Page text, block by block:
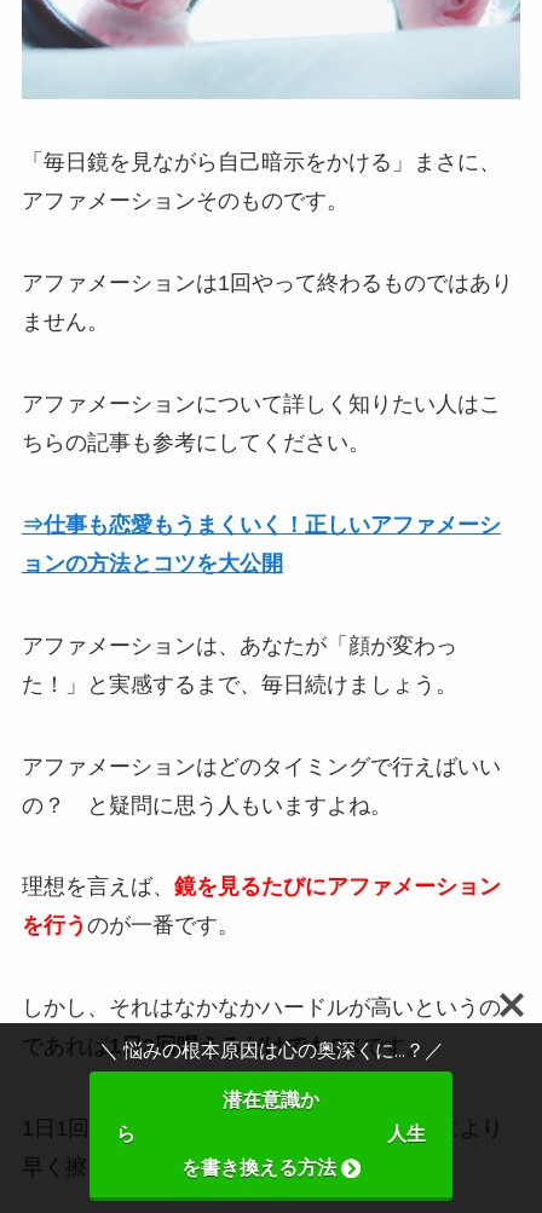
「毎日鏡を見ながら自己暗示をかける」まさに、
アファメーションそのものです。
アファメーションは1回やって終わるものではあり
ません。
アファメーションについて詳しく知りたい人はこ
ちらの記事も参考にしてください。
⇒仕事も恋愛もうまくいく！正しいアファメーシ
ョンの方法とコツを大公開
アファメーションは、あなたが「顔が変わっ
た！」と実感するまで、毎日続けましょう。
アファメーションはどのタイミングで行えばいい
の？ と疑問に思う人もいますよね。
理想を言えば、 鏡を見るたびにアファメーション
を行う のが一番です。
しかし、それはなかなかハードルが高いというの
であれば1日3回唱えるだけでもOKです。
1日1回よりは、複数回やることで潜在意識により
早く擦り込むことができます。
＼ 悩みの根本原因は心の奥深くに...？／
潜在意識か
ら 人生
を書き換える方法